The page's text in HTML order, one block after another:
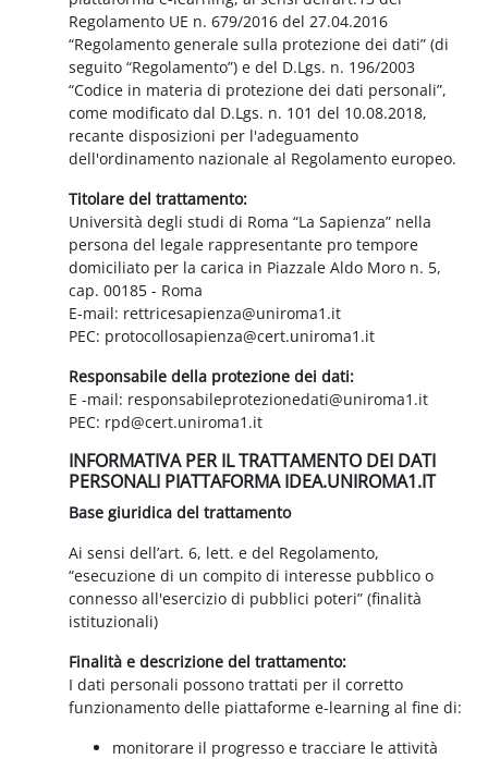
Regolamento UE n. 679/2016 del 27.04.2016
“Regolamento generale sulla protezione dei dati” (di
seguito “Regolamento”) e del D.Lgs. n. 196/2003
“Codice in materia di protezione dei dati personali”,
come modificato dal D.Lgs. n. 101 del 10.08.2018,
recante disposizioni per l'adeguamento
dell'ordinamento nazionale al Regolamento europeo.
Titolare del trattamento:
Università degli studi di Roma “La Sapienza” nella
persona del legale rappresentante pro tempore
domiciliato per la carica in Piazzale Aldo Moro n. 5,
cap. 00185 - Roma
E-mail: rettricesapienza@uniroma1.it
PEC: protocollosapienza@cert.uniroma1.it
Responsabile della protezione dei dati:
E -mail: responsabileprotezionedati@uniroma1.it
PEC: rpd@cert.uniroma1.it
INFORMATIVA PER IL TRATTAMENTO DEI DATI
PERSONALI PIATTAFORMA IDEA.UNIROMA1.IT
Base giuridica del trattamento
Ai sensi dell’art. 6, lett. e del Regolamento,
“esecuzione di un compito di interesse pubblico o
connesso all'esercizio di pubblici poteri” (finalità
istituzionali)
Finalità e descrizione del trattamento:
I dati personali possono trattati per il corretto
funzionamento delle piattaforme e-learning al fine di:
monitorare il progresso e tracciare le attività